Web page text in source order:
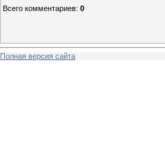
Всего комментариев: 0
Полная версия сайта